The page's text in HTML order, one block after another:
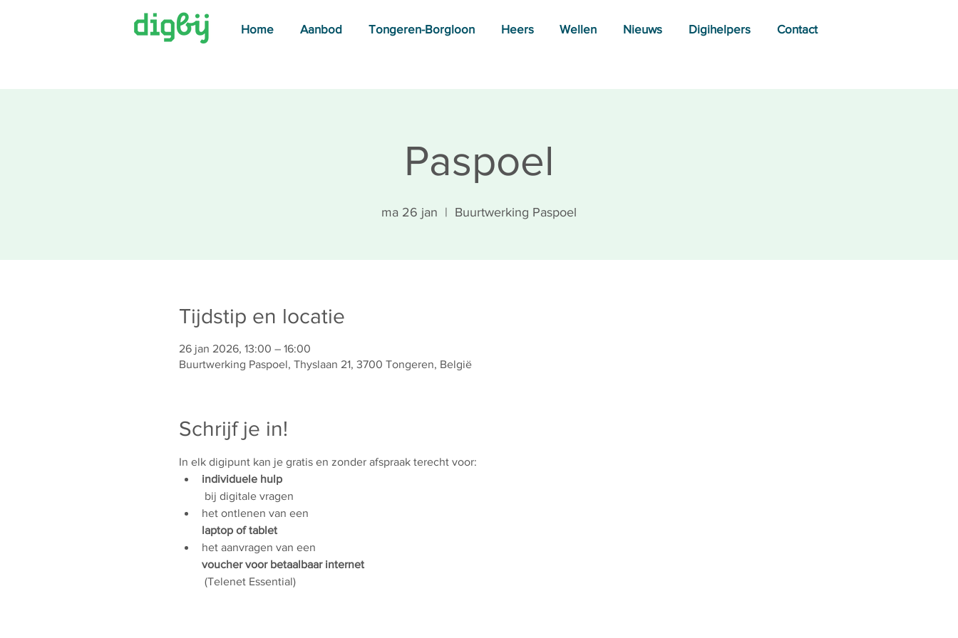
Home Aanbod Tongeren-Borgloon Heers Wellen Nieuws Digihelpers Contact
Paspoel
ma 26 jan
  |
Buurtwerking Paspoel
Tijdstip en locatie
26 jan 2026, 13:00 – 16:00
Buurtwerking Paspoel, Thyslaan 21, 3700 Tongeren, België
Schrijf je in!
In elk digipunt kan je gratis en zonder afspraak terecht voor:
individuele hulp
bij digitale vragen
het ontlenen van een
laptop of tablet
het aanvragen van een
voucher voor betaalbaar internet
(Telenet Essential)